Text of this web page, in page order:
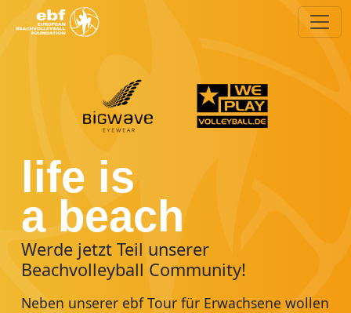
life is
a beach
Werde jetzt Teil unserer
Beachvolleyball Community!
Neben unserer ebf Tour für Erwachsene wollen
ebf Tour
Unsere
Die Beachvolleyballtour für Jung und
Junggebliebene, Hobbyspieler und
Nachwuchsspieler, also für fast jeden.
Young
Freestyle
Für unseren
Kids & Teens aufgepasst! Du liebst
Beachvolleyball und möchtest Teil einer coolen